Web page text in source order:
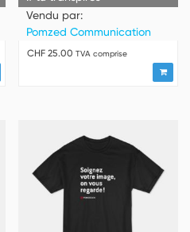
Vendu par:
Pomzed Communication
CHF25.00 TVA comprise